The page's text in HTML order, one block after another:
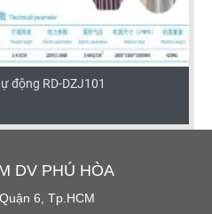
động RD-DZJ101
DV PHÚ HÒA
6, Tp.HCM